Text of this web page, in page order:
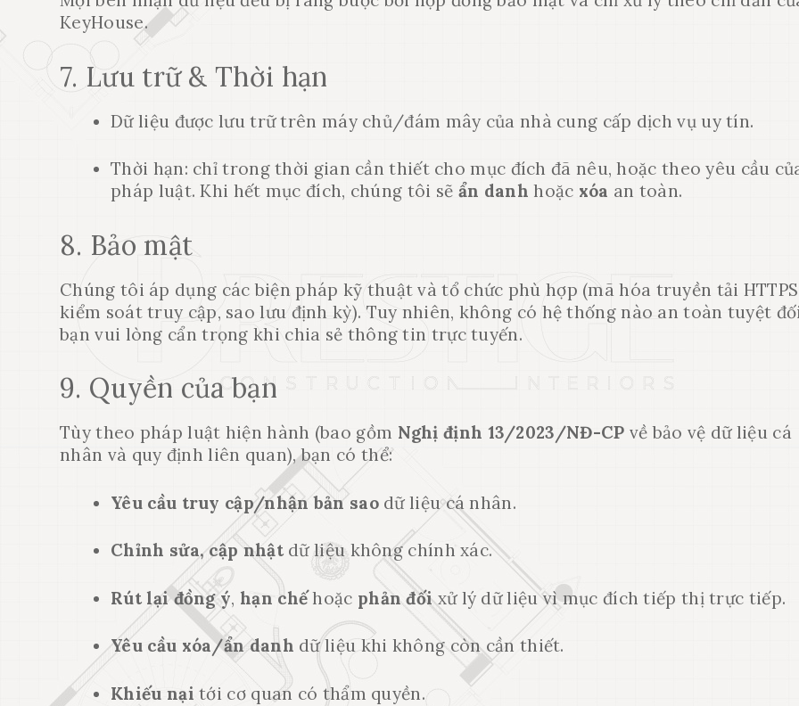
KeyHouse.
7. Lưu trữ & Thời hạn
Dữ liệu được lưu trữ trên máy chủ/đám mây của nhà cung cấp dịch vụ uy tín.
Thời hạn: chỉ trong thời gian cần thiết cho mục đích đã nêu, hoặc theo yêu cầu
pháp luật. Khi hết mục đích, chúng tôi sẽ ẩn danh hoặc xóa an toàn.
8. Bảo mật
Chúng tôi áp dụng các biện pháp kỹ thuật và tổ chức phù hợp (mã hóa truyền tải
kiểm soát truy cập, sao lưu định kỳ). Tuy nhiên, không có hệ thống nào an toàn tuyệt
bạn vui lòng cẩn trọng khi chia sẻ thông tin trực tuyến.
9. Quyền của bạn
Tùy theo pháp luật hiện hành (bao gồm Nghị định 13/2023/NĐ-CP về bảo vệ dữ liệu cá
nhân và quy định liên quan), bạn có thể:
Yêu cầu truy cập/nhận bản saodữ liệu cá nhân.
Chỉnh sửa, cập nhậtdữ liệu không chính xác.
Rút lại đồng ý, hạn chếhoặc phản đốixử lý dữ liệu vì mục đích tiếp thị trực tiếp.
Yêu cầu xóa/ẩn danh dữ liệu khi không còn cần thiết.
Khiếu nại tới cơ quan có thẩm quyền.